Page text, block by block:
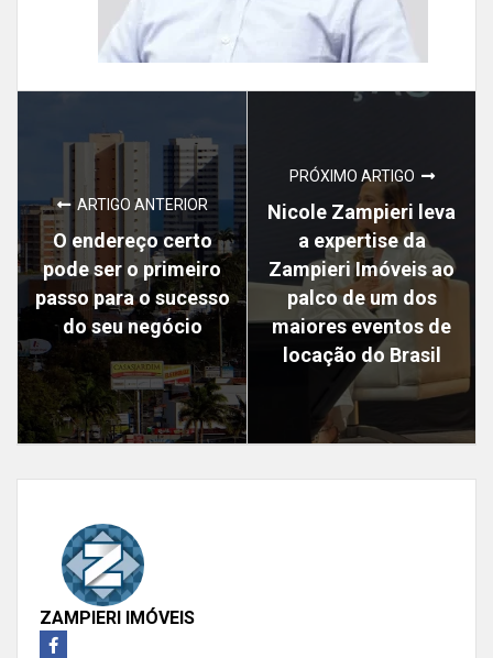
ARTIGO ANTERIOR
O endereço certo
pode ser o primeiro
passo para o sucesso
do seu negócio
PRÓXIMO ARTIGO
Nicole Zampieri leva
a expertise da
Zampieri Imóveis ao
palco de um dos
maiores eventos de
locação do Brasil
ZAMPIERI IMÓVEIS